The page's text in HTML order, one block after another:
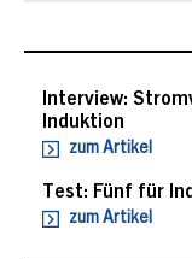
Interview:
Induktion
zum Artikel
Test: Fünf für
zum Artikel